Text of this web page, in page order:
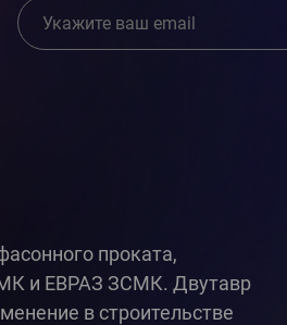
проката,
и ЕВРАЗ ЗСМК. Двутавр
в строительстве